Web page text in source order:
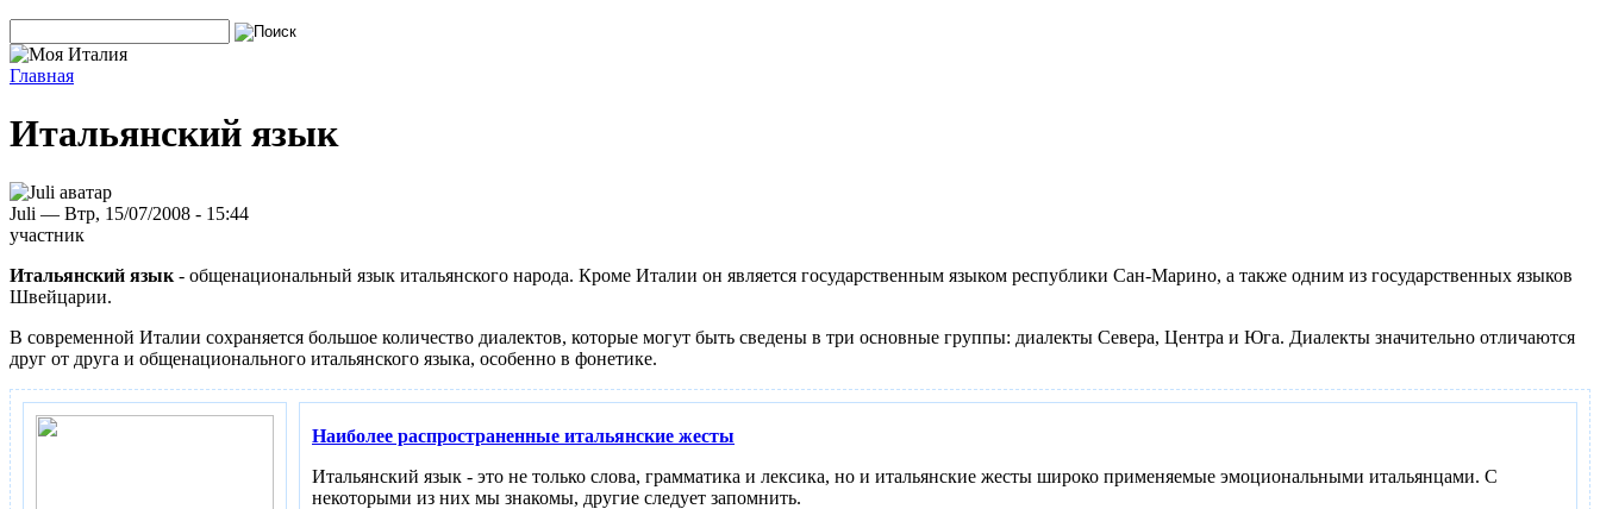
Главная
Итальянский язык
Juli — Втр, 15/07/2008 - 15:44
участник
Итальянский язык - общенациональный язык итальянского народа. Кроме Италии он является государственным языком республики Сан-Марино, а также одним из государственных языков
Швейцарии.
В современной Италии сохраняется большое количество диалектов, которые могут быть сведены в три основные группы: диалекты Севера, Центра и Юга. Диалекты значительно отличаются
друг от друга и общенационального итальянского языка, особенно в фонетике.
Наиболее распространенные итальянские жесты
Итальянский язык - это не только слова, грамматика и лексика, но и итальянские жесты широко применяемые эмоциональными итальянцами. С
некоторыми из них мы знакомы, другие следует запомнить.